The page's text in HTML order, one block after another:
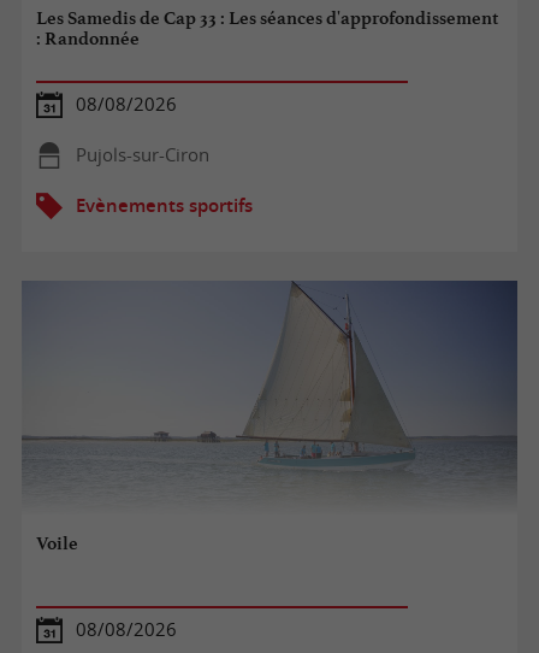
Les Samedis de Cap 33 : Les séances d'approfondissement
: Randonnée
08/08/2026
Pujols-sur-Ciron
Evènements sportifs
Voile
08/08/2026